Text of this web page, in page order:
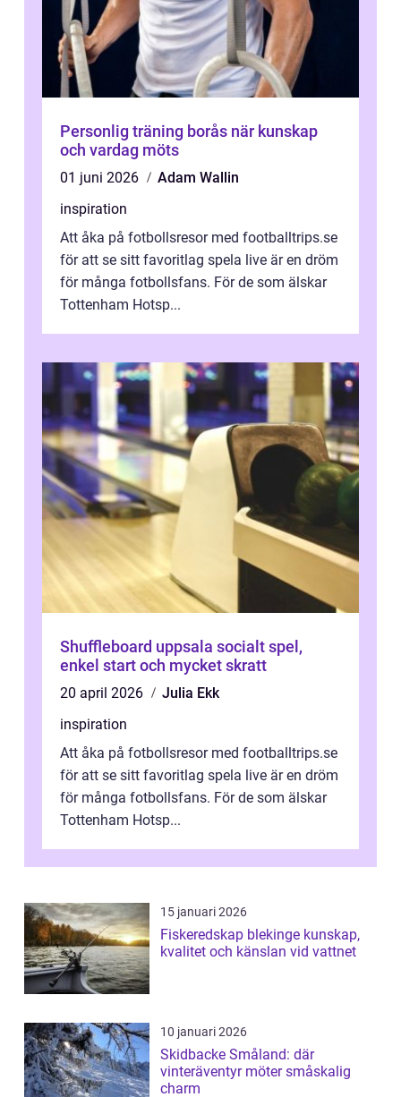
Personlig träning borås när kunskap
och vardag möts
01 juni 2026
Adam Wallin
inspiration
Att åka på fotbollsresor med footballtrips.se
för att se sitt favoritlag spela live är en dröm
för många fotbollsfans. För de som älskar
Tottenham Hotsp...
Shuffleboard uppsala socialt spel,
enkel start och mycket skratt
20 april 2026
Julia Ekk
inspiration
Att åka på fotbollsresor med footballtrips.se
för att se sitt favoritlag spela live är en dröm
för många fotbollsfans. För de som älskar
Tottenham Hotsp...
15 januari 2026
Fiskeredskap blekinge kunskap,
kvalitet och känslan vid vattnet
10 januari 2026
Skidbacke Småland: där
vinteräventyr möter småskalig
charm